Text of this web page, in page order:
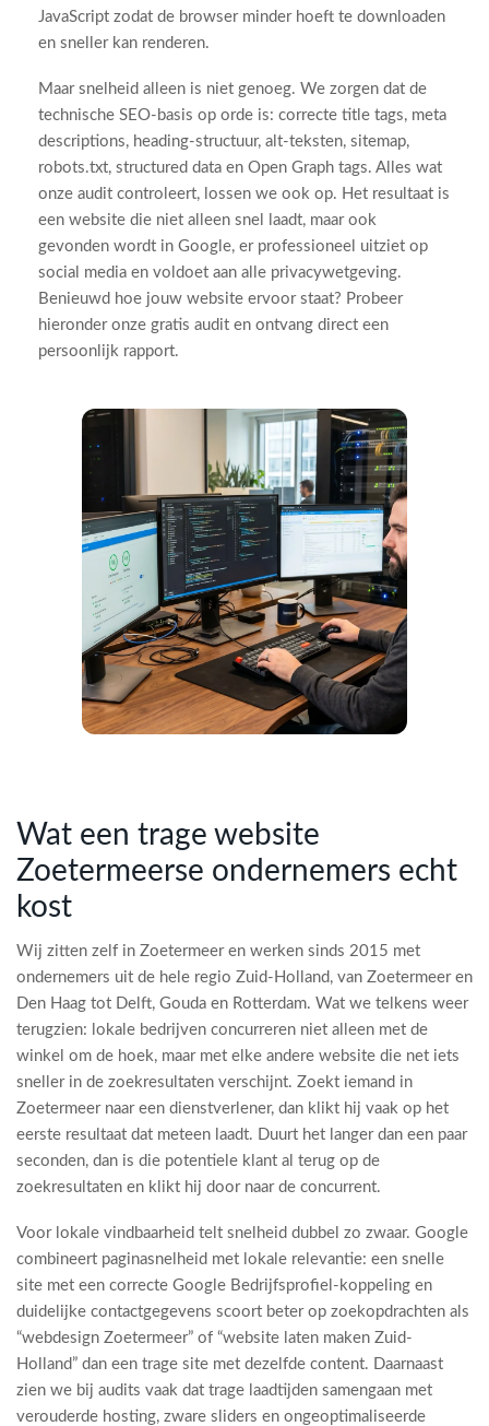
JavaScript zodat de browser minder hoeft te downloaden
en sneller kan renderen.
Maar snelheid alleen is niet genoeg. We zorgen dat de
technische SEO-basis op orde is: correcte title tags, meta
descriptions, heading-structuur, alt-teksten, sitemap,
robots.txt, structured data en Open Graph tags. Alles wat
onze audit controleert, lossen we ook op. Het resultaat is
een website die niet alleen snel laadt, maar ook
gevonden wordt in Google, er professioneel uitziet op
social media en voldoet aan alle privacywetgeving.
Benieuwd hoe jouw website ervoor staat? Probeer
hieronder onze gratis audit en ontvang direct een
persoonlijk rapport.
Wat een trage website
Zoetermeerse ondernemers echt
kost
Wij zitten zelf in Zoetermeer en werken sinds 2015 met
ondernemers uit de hele regio Zuid-Holland, van Zoetermeer en
Den Haag tot Delft, Gouda en Rotterdam. Wat we telkens weer
terugzien: lokale bedrijven concurreren niet alleen met de
winkel om de hoek, maar met elke andere website die net iets
sneller in de zoekresultaten verschijnt. Zoekt iemand in
Zoetermeer naar een dienstverlener, dan klikt hij vaak op het
eerste resultaat dat meteen laadt. Duurt het langer dan een paar
seconden, dan is die potentiele klant al terug op de
zoekresultaten en klikt hij door naar de concurrent.
Voor lokale vindbaarheid telt snelheid dubbel zo zwaar. Google
combineert paginasnelheid met lokale relevantie: een snelle
site met een correcte Google Bedrijfsprofiel-koppeling en
duidelijke contactgegevens scoort beter op zoekopdrachten als
“webdesign Zoetermeer” of “website laten maken Zuid-
Holland” dan een trage site met dezelfde content. Daarnaast
zien we bij audits vaak dat trage laadtijden samengaan met
verouderde hosting, zware sliders en ongeoptimaliseerde